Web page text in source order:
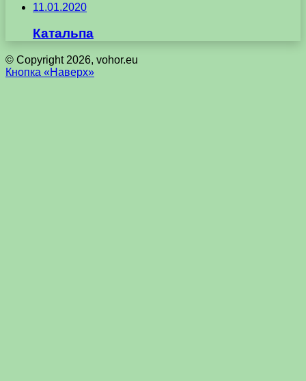
11.01.2020
Катальпа
© Copyright 2026, vohor.eu
Кнопка «Наверх»